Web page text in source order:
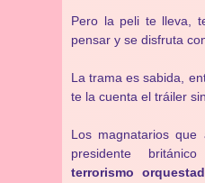
Pero la peli te lleva,
pensar y se disfruta
La trama es sabida,
te la cuenta el tráiler
Los magnatarios
presidente
terrorismo